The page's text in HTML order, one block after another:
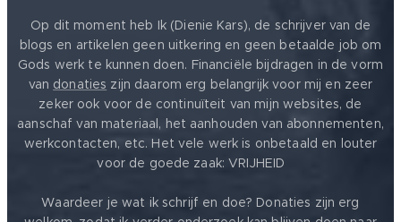
Op dit moment heb Ik (Dienie Kars), de schrijver van de
blogs en artikelen geen uitkering en geen betaalde job om
Gods werk te kunnen doen. Financiële bijdragen in de vorm
van donaties zijn daarom erg belangrijk voor mij en zeer
zeker ook voor de continuïteit van mijn websites, de
aanschaf van materiaal, het aanhouden van abonnementen,
werkcontacten, etc. Het vele werk is onbetaald en louter
voor de goede zaak: VRIJHEID ❤️
Waardeer je wat ik schrijf en doe? Donaties zijn erg